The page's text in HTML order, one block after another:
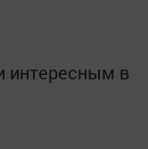
интересным в